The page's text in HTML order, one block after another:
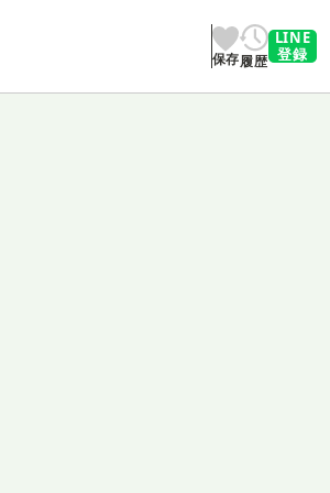
保存履歴
LINE
登録